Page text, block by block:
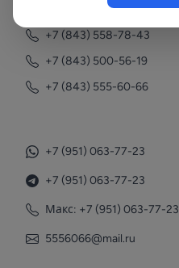
+7 (843) 558-78-43
+7 (843) 500-56-19
+7 (843) 555-60-66
+7 (951) 063-77-23
+7 (951) 063-77-23
Макс: +7 (951) 063-77-23
5556066@mail.ru